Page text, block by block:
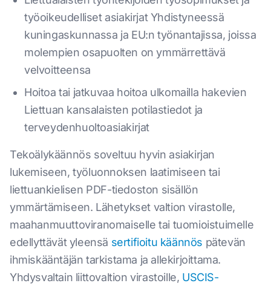
työoikeudelliset asiakirjat Yhdistyneessä
kuningaskunnassa ja EU:n työnantajissa, joissa
molempien osapuolten on ymmärrettävä
velvoitteensa
Hoitoa tai jatkuvaa hoitoa ulkomailla hakevien
Liettuan kansalaisten potilastiedot ja
terveydenhuoltoasiakirjat
Tekoälykäännös soveltuu hyvin asiakirjan
lukemiseen, työluonnoksen laatimiseen tai
liettuankielisen PDF-tiedoston sisällön
ymmärtämiseen. Lähetykset valtion virastolle,
maahanmuuttoviranomaiselle tai tuomioistuimelle
edellyttävät yleensä sertifioitu käännös pätevän
ihmiskääntäjän tarkistama ja allekirjoittama.
Yhdysvaltain liittovaltion virastoille, USCIS-